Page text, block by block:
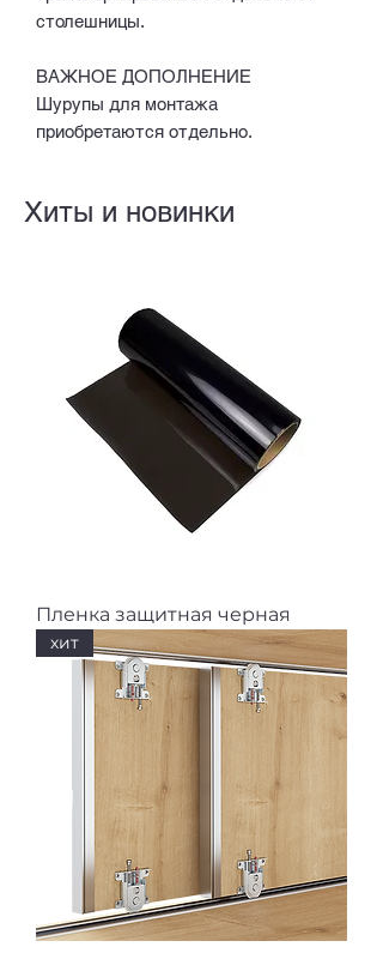
столешницы.
ВАЖНОЕ ДОПОЛНЕНИЕ
Шурупы для монтажа
приобретаются отдельно.
Хиты и новинки
Пленка защитная черная
хит